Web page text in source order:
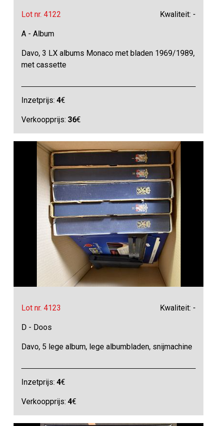
Lot nr. 4122 Kwaliteit: -
A - Album
Davo, 3 LX albums Monaco met bladen 1969/1989,
met cassette
Inzetprijs:4€
Verkoopprijs:36€
Lot nr. 4123 Kwaliteit: -
D - Doos
Davo, 5 lege album, lege albumbladen, snijmachine
Inzetprijs:4€
Verkoopprijs:4€